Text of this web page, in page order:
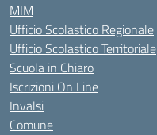
MIM
Ufficio Scolastico Regionale
Ufficio Scolastico Territoriale
Scuola in Chiaro
Iscrizioni On Line
Invalsi
Comune